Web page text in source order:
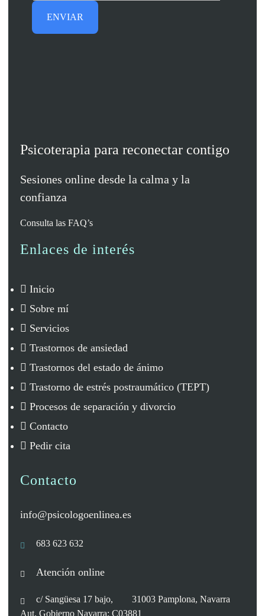
ENVIAR
Psicoterapia para reconectar contigo
Sesiones online desde la calma y la
confianza
Consulta las FAQ’s
Enlaces de interés
Inicio
Sobre mí
Servicios
Trastornos de ansiedad
Trastornos del estado de ánimo
Trastorno de estrés postraumático (TEPT)
Procesos de separación y divorcio
Contacto
Pedir cita
Contacto
info@psicologoenlinea.es
683 623 632
Atención online
c/ Sangüesa 17 bajo, 31003 Pamplona, Navarra
Aut. Gobierno Navarra: C03881